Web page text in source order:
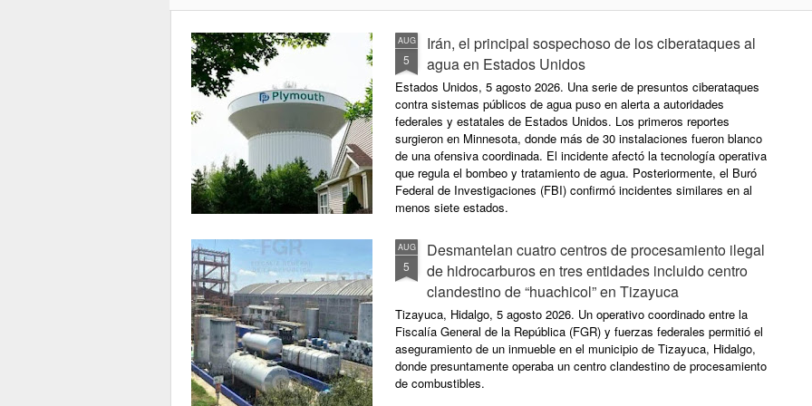
CDMX, 5 agosto 2026. Coca-Cola
vuelve a subir de precio en
México. Desde este martes 4 de
agosto, varias bebidas de su
portafolio serán entre uno y cinco
pesos más caras, según las listas
de precios distribuidas a
pequeños comercios del país.
Pero esta vez existe una
diferencia importante respecto a
los aumentos que vimos a
principios de año y es que
de los insumos como responsable
del nuevo ajuste y no
directamente al IEPS.
puertos y ferrocarriles
CDMX, 5 agosto 2026.
BlackRock, la mayor
administradora de activos del
mundo busca ampliar su
presencia en México mediante
inversiones en infraestructura
impulsadas por el gobierno de la
presidenta Claudia Sheinbaum.
De acuerdo con información
publicada por Bloomberg,
sostenido reuniones con
funcionarios federales para
analizar oportunidades de
inversión, principalmente en
proyectos energéticos, logísticos
y de transporte.
CDMX, 5 agosto 2026. El
embajador de Estados Unidos en
México, Ronald Johnson, advirtió
mexicanas, "hacemos que los
traficantes de armas rindan
cuentas y que nuestras dos
naciones estén más seguras".
Lo anterior después de que en
Arizona, autoridades
desmantelaron múltiples redes de
tráfico ilícito de armas de fuego.
AUG
5
Irán, el principal sospechoso de los ciberataques al
agua en Estados Unidos
Estados Unidos, 5 agosto 2026. Una serie de presuntos ciberataques
contra sistemas públicos de agua puso en alerta a autoridades
federales y estatales de Estados Unidos. Los primeros reportes
surgieron en Minnesota, donde más de 30 instalaciones fueron blanco
de una ofensiva coordinada. El incidente afectó la tecnología operativa
que regula el bombeo y tratamiento de agua. Posteriormente, el Buró
Federal de Investigaciones (FBI) confirmó incidentes similares en al
menos siete estados.
AUG
5
Desmantelan cuatro centros de procesamiento ilegal
de hidrocarburos en tres entidades incluido centro
clandestino de “huachicol” en Tizayuca
Tizayuca, Hidalgo, 5 agosto 2026. Un operativo coordinado entre la
Fiscalía General de la República (FGR) y fuerzas federales permitió el
aseguramiento de un inmueble en el municipio de Tizayuca, Hidalgo,
donde presuntamente operaba un centro clandestino de procesamiento
de combustibles.